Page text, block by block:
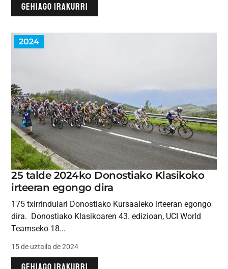
GEHIAGO IRAKURRI
2024
25 talde 2024ko Donostiako Klasikoko
irteeran egongo dira
175 txirrindulari Donostiako Kursaaleko irteeran egongo
dira. Donostiako Klasikoaren 43. edizioan, UCI World
Teamseko 18...
15 de uztaila de 2024